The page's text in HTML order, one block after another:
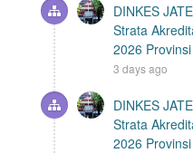
DINKES
Strata
2026
3 days ago
DINKES
Strata
2026